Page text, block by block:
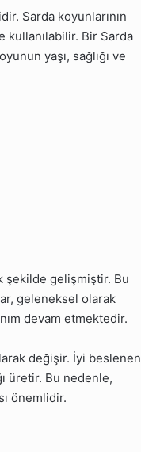
Sarda koyunlarının
kullanılabilir. Bir Sarda
yaşı, sağlığı ve
şekilde gelişmiştir. Bu
geleneksel olarak
devam etmektedir.
değişir. İyi beslenen
üretir. Bu nedenle,
önemlidir.